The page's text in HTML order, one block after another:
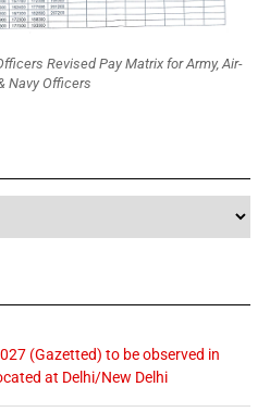
Revised Pay Matrix for Army, Air-
Navy Officers
(Gazetted) to be observed in
at Delhi/New Delhi